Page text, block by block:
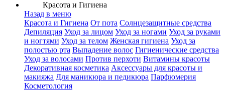
Красота и Гигиена
Назад в меню
Красота и Гигиена От пота Солнцезащитные средства
Депиляция Уход за лицом Уход за ногами Уход за руками
и ногтями Уход за телом Женская гигиена Уход за
полостью рта Выпадение волос Гигиенические средства
Уход за волосами Против перхоти Витамины красоты
Декоративная косметика Аксессуары для красоты и
макияжа Для маникюра и педикюра Парфюмерия
Косметология